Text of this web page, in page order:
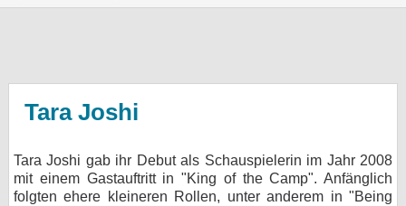
Tara Joshi
Tara Joshi gab ihr Debut als Schauspielerin im Jahr 2008
mit einem Gastauftritt in "King of the Camp". Anfänglich
folgten ehere kleineren Rollen, unter anderem in "Being
KULTUR
Specials